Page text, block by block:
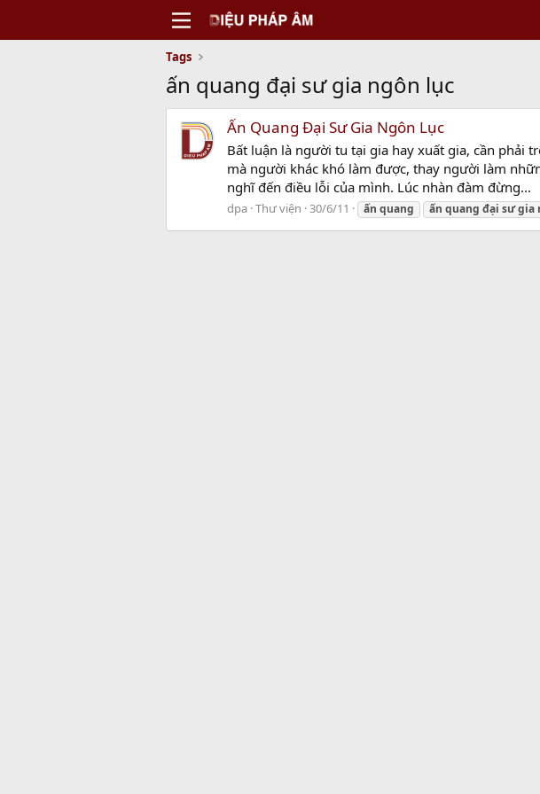
Tags
ấn quang đại sư gia ngôn lục
Ấn Quang Đại Sư Gia Ngôn Lục
Bất luận là người tu tại gia hay xuất gia, cần phải
mà người khác khó làm được, thay người làm
nghĩ đến điều lỗi của mình. Lúc nhàn đàm đừng...
dpa Thư viện 30/6/11 ấn quang ấn quang đại sưgia